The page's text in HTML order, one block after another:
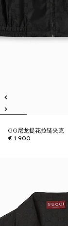
GG尼龙提花拉链夹克
€ 1.900